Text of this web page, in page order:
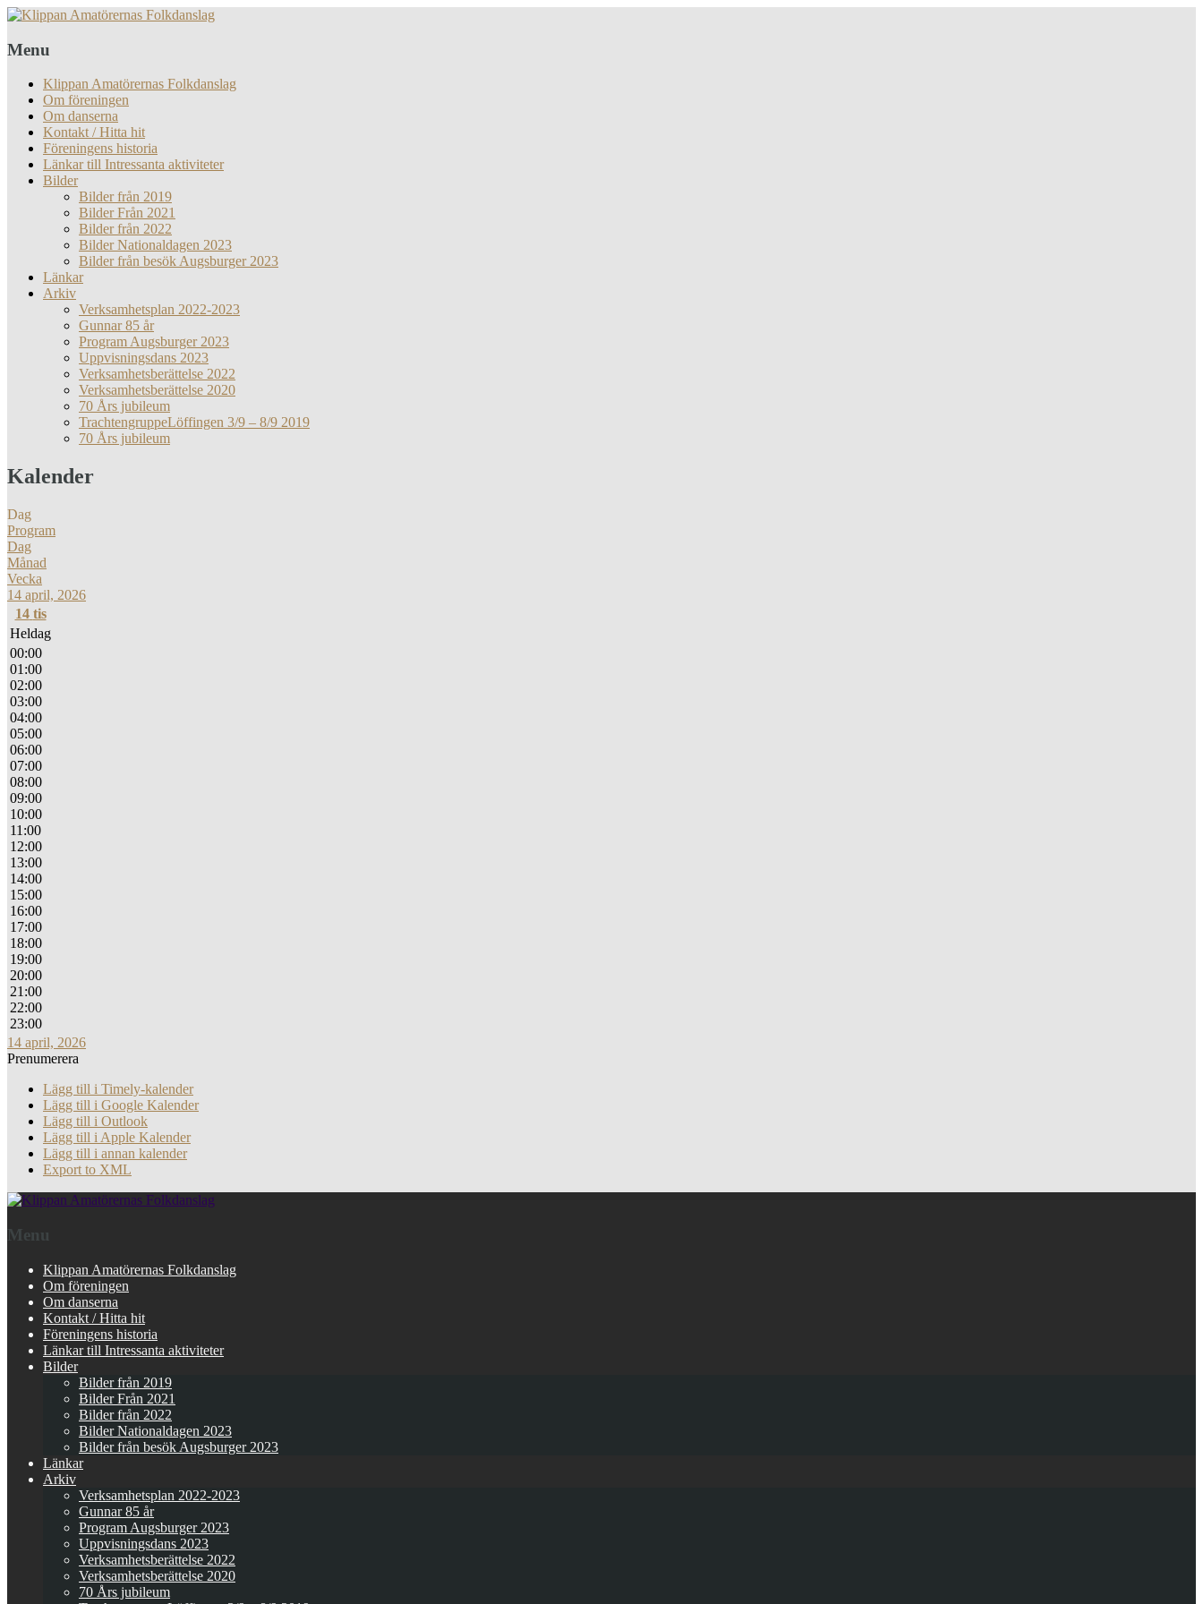
Menu
Klippan Amatörernas Folkdanslag
Om föreningen
Om danserna
Kontakt / Hitta hit
Föreningens historia
Länkar till Intressanta aktiviteter
Bilder
Bilder från 2019
Bilder Från 2021
Bilder från 2022
Bilder Nationaldagen 2023
Bilder från besök Augsburger 2023
Länkar
Arkiv
Verksamhetsplan 2022-2023
Gunnar 85 år
Program Augsburger 2023
Uppvisningsdans 2023
Verksamhetsberättelse 2022
Verksamhetsberättelse 2020
70 Års jubileum
TrachtengruppeLöffingen 3/9 – 8/9 2019
70 Års jubileum
Kalender
Dag
Program
Dag
Månad
Vecka
14 april, 2026
14 tis
Heldag
00:00
01:00
02:00
03:00
04:00
05:00
06:00
07:00
08:00
09:00
10:00
11:00
12:00
13:00
14:00
15:00
16:00
17:00
18:00
19:00
20:00
21:00
22:00
23:00
14 april, 2026
Prenumerera
Lägg till i Timely-kalender
Lägg till i Google Kalender
Lägg till i Outlook
Lägg till i Apple Kalender
Lägg till i annan kalender
Export to XML
Menu
Klippan Amatörernas Folkdanslag
Om föreningen
Om danserna
Kontakt / Hitta hit
Föreningens historia
Länkar till Intressanta aktiviteter
Bilder
Bilder från 2019
Bilder Från 2021
Bilder från 2022
Bilder Nationaldagen 2023
Bilder från besök Augsburger 2023
Länkar
Arkiv
Verksamhetsplan 2022-2023
Gunnar 85 år
Program Augsburger 2023
Uppvisningsdans 2023
Verksamhetsberättelse 2022
Verksamhetsberättelse 2020
70 Års jubileum